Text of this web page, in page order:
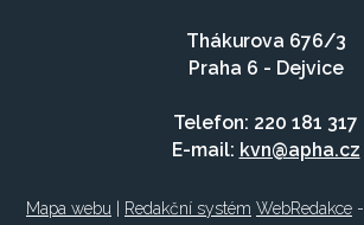
Thákurova 676/3
Praha 6 - Dejvice
Telefon: 220 181 317
E-mail: kvn@apha.cz
Mapa webu Redakční systém WebRedakce -